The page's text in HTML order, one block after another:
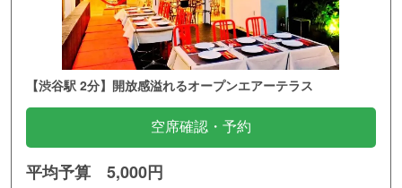
【渋谷駅 2分】開放感溢れるオープンエアーテラス
空席確認・予約
平均予算 5,000円